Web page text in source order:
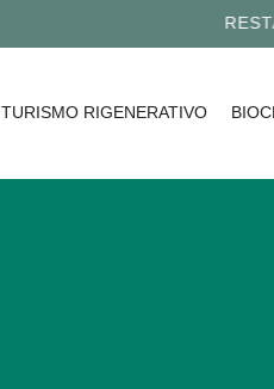
RESTA
TURISMO RIGENERATIVO